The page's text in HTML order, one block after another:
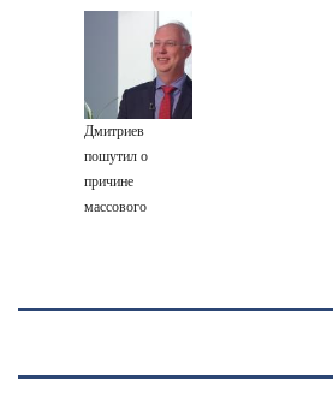
русских «нет
августа
Дмитриев
пошутил о
причине
массового
на Вести.ru